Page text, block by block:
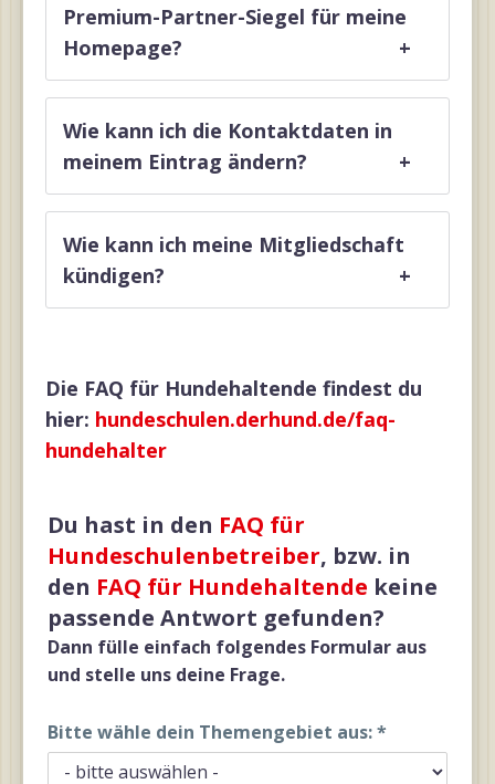
Premium-Partner-Siegel für meine
Homepage?
+
Wie kann ich die Kontaktdaten in
meinem Eintrag ändern?
+
Wie kann ich meine Mitgliedschaft
kündigen?
+
Die FAQ für Hundehaltende findest du
hier: hundeschulen.derhund.de/faq-
hundehalter
Du hast in den FAQ für
Hundeschulenbetreiber, bzw. in
den FAQ für Hundehaltende keine
passende Antwort gefunden?
Dann fülle einfach folgendes Formular aus
und stelle uns deine Frage.
Bitte wähle dein Themengebiet aus:*